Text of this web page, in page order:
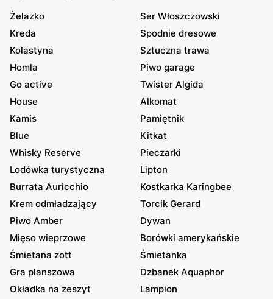
Żelazko
Ser Włoszczowski
Kreda
Spodnie dresowe
Kolastyna
Sztuczna trawa
Homla
Piwo garage
Go active
Twister Algida
House
Alkomat
Kamis
Pamiętnik
Blue
Kitkat
Whisky Reserve
Pieczarki
Lodówka turystyczna
Lipton
Burrata Auricchio
Kostkarka Karingbee
Krem odmładzający
Torcik Gerard
Piwo Amber
Dywan
Mięso wieprzowe
Borówki amerykańskie
Śmietana zott
Śmietanka
Gra planszowa
Dzbanek Aquaphor
Okładka na zeszyt
Lampion